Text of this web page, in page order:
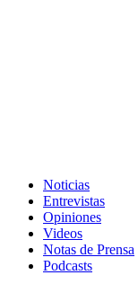
Noticias
Entrevistas
Opiniones
Videos
Notas de Prensa
Podcasts